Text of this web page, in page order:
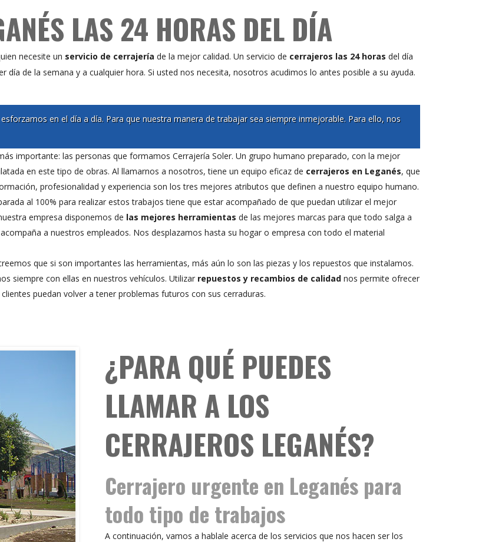
LAS 24 HORAS DEL DÍA
necesite un servicio de cerrajería de la mejor calidad. Un servicio de cerrajeros las 24 horas del día
día de la semana y a cualquier hora. Si usted nos necesita, nosotros acudimos lo antes posible a su ayuda.
en el día a día. Para que nuestra manera de trabajar sea siempre inmejorable. Para ello, nos
importante: las personas que formamos Cerrajería Soler. Un grupo humano preparado, con la mejor
en este tipo de obras. Al llamarnos a nosotros, tiene un equipo eficaz de cerrajeros en Leganés, que
profesionalidad y experiencia son los tres mejores atributos que definen a nuestro equipo humano.
al 100% para realizar estos trabajos tiene que estar acompañado de que puedan utilizar el mejor
empresa disponemos de las mejores herramientas de las mejores marcas para que todo salga a
a nuestros empleados. Nos desplazamos hasta su hogar o empresa con todo el material
que si son importantes las herramientas, más aún lo son las piezas y los repuestos que instalamos.
siempre con ellas en nuestros vehículos. Utilizar repuestos y recambios de calidad nos permite ofrecer
puedan volver a tener problemas futuros con sus cerraduras.
¿PARA QUÉ PUEDES
LLAMAR A LOS
CERRAJEROS LEGANÉS?
Cerrajero urgente en Leganés para
todo tipo de trabajos
A continuación, vamos a hablale acerca de los servicios que nos hacen ser los